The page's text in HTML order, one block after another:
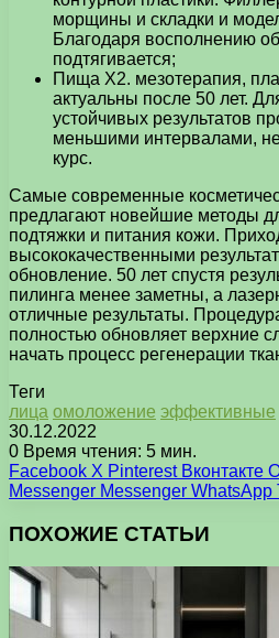
морщины и складки и
Благодаря восполнению
подтягивается;
Пища X2. мезотерапия,
актуальны после 50 лет.
устойчивых результатов
меньшими интервалами,
курс.
Самые современные
предлагают новейшие методы
подтяжки и питания кожи.
высококачественными
обновление. 50 лет спустя
пилинга менее заметны, а
отличные результаты.
полностью обновляет верхние
начать процесс регенерации
Теги
лица омоложение эффективные
30.12.2022
0 Время чтения: 5 мин.
Facebook X Pinterest Вконтакте
Messenger Messenger WhatsApp
ПОХОЖИЕ СТАТЬИ